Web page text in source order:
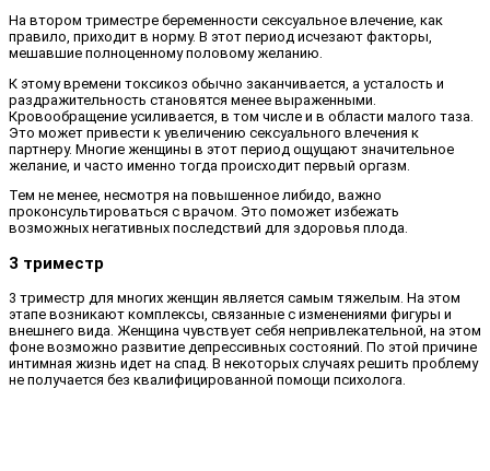
На втором триместре беременности сексуальное влечение, как
правило, приходит в норму. В этот период исчезают факторы,
мешавшие полноценному половому желанию.
К этому времени токсикоз обычно заканчивается, а усталость и
раздражительность становятся менее выраженными.
Кровообращение усиливается, в том числе и в области малого таза.
Это может привести к увеличению сексуального влечения к
партнеру. Многие женщины в этот период ощущают значительное
желание, и часто именно тогда происходит первый оргазм.
Тем не менее, несмотря на повышенное либидо, важно
проконсультироваться с врачом. Это поможет избежать
возможных негативных последствий для здоровья плода.
3 триместр
3 триместр для многих женщин является самым тяжелым. На этом
этапе возникают комплексы, связанные с изменениями фигуры и
внешнего вида. Женщина чувствует себя непривлекательной, на этом
фоне возможно развитие депрессивных состояний. По этой причине
интимная жизнь идет на спад. В некоторых случаях решить проблему
не получается без квалифицированной помощи психолога.